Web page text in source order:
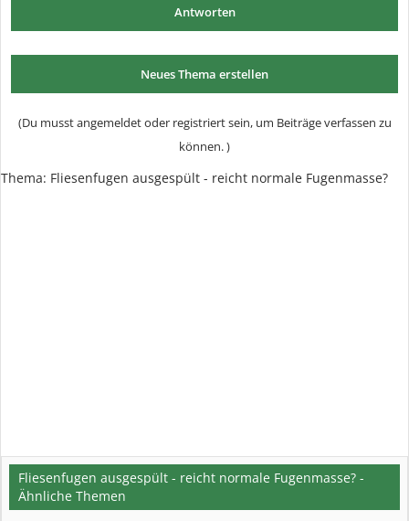
Antworten
Neues Thema erstellen
(Du musst angemeldet oder registriert sein, um Beiträge verfassen zu
können. )
Thema: Fliesenfugen ausgespült - reicht normale Fugenmasse?
Fliesenfugen ausgespült - reicht normale Fugenmasse? -
Ähnliche Themen